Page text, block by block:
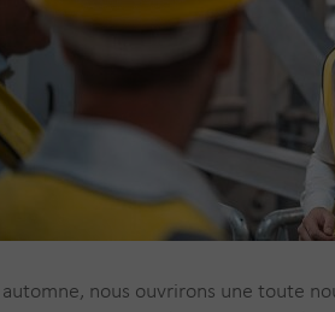
nous ouvrirons une toute